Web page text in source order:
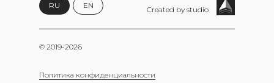
© 2019-2026
Политика конфиденциальности
Created by studio
RU EN